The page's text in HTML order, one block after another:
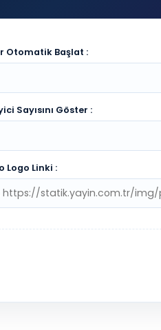
Otomatik Başlat :
Sayısını Göster :
Logo Linki :